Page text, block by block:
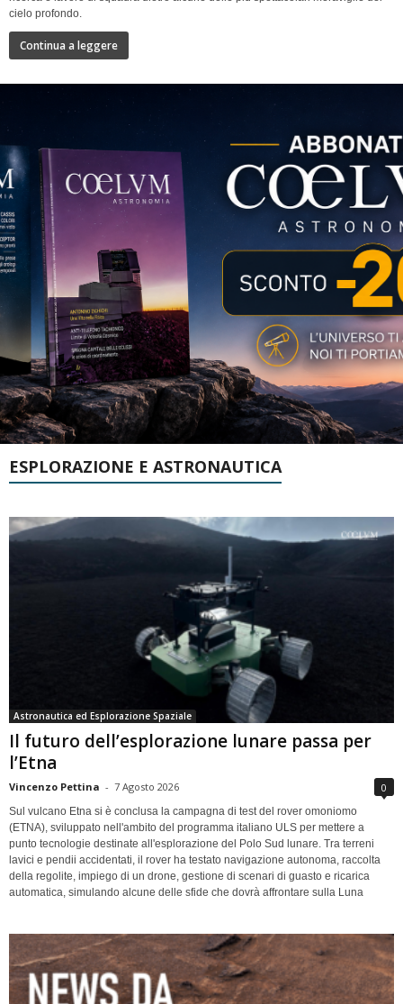
cielo profondo.
Continua a leggere
ESPLORAZIONE E ASTRONAUTICA
Astronautica ed Esplorazione Spaziale
Il futuro dell’esplorazione lunare passa per
l’Etna
Vincenzo Pettina - 7 Agosto 2026 0
Sul vulcano Etna si è conclusa la campagna di test del rover omoniomo
(ETNA), sviluppato nell'ambito del programma italiano ULS per mettere a
punto tecnologie destinate all'esplorazione del Polo Sud lunare. Tra terreni
lavici e pendii accidentati, il rover ha testato navigazione autonoma, raccolta
della regolite, impiego di un drone, gestione di scenari di guasto e ricarica
automatica, simulando alcune delle sfide che dovrà affrontare sulla Luna